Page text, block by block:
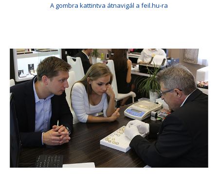
A gombra kattintva átnavigál a feil.hu-ra